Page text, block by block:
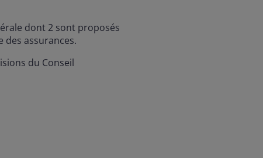
dont 2 sont proposés
des assurances.
du Conseil